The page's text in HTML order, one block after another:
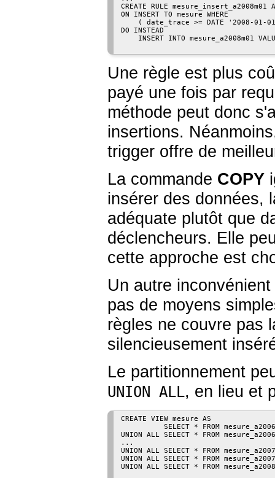
CREATE RULE mesure_insert_a2008m01
ON INSERT TO mesure WHERE
( date_trace >= DATE '2008-01-
DO INSTEAD
INSERT INTO mesure_a2008m01
Une règle est plus
payé une fois par
méthode peut donc
insertions.
trigger offre de
La commande COPY
insérer des données,
adéquate plutôt que
déclencheurs. Elle
cette approche est
Un autre
pas de moyens
règles ne couvre pas
silencieusement
Le partitionnement
UNION ALL, en lieu et
CREATE VIEW mesure AS
SELECT * FROM
UNION ALL SELECT * FROM
...
UNION ALL SELECT * FROM
UNION ALL SELECT * FROM
UNION ALL SELECT * FROM